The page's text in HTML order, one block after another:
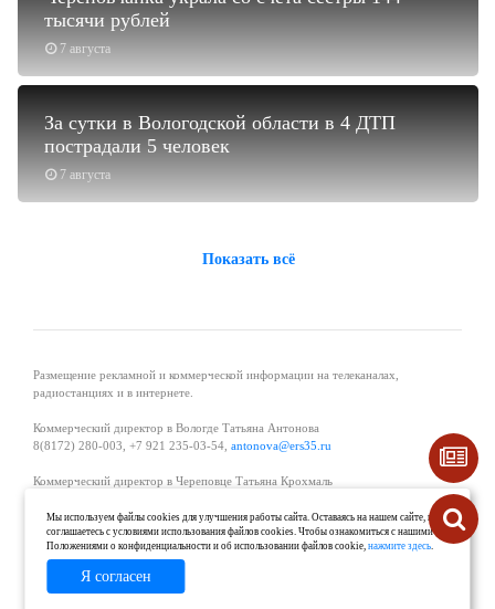
7 августа
тысячи рублей
7 августа
За сутки в Вологодской области в 4 ДТП
пострадали 5 человек
Показать всё
Размещение рекламной и коммерческой информации на телеканалах,
радиостанциях и в интернете.
Коммерческий директор в Вологде Татьяна Антонова
8(8172) 280-003, +7 921 235-03-54, antonova@ers35.ru
Коммерческий директор в Череповце Татьяна Крохмаль
Начальник отдела рекламы в Великом Устюге Екатерина Вьюжанина 8(81738)
2-04-44, +7 921 125-06-40,katrinv81@mail.ru
О проекте Реклама
Мы используем файлы cookies для улучшения работы сайта. Оставаясь на нашем сайте, вы
соглашаетесь с условиями использования файлов cookies. Чтобы ознакомиться с нашими
Положениями о конфиденциальности и об использовании файлов cookie,нажмите здесь.
Я согласен